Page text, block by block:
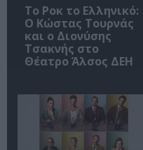
Το Ροκ το Ελληνικό:
Ο Κώστας Τουρνάς
και ο Διονύσης
Τσακνής στο
Θέατρο Άλσος ΔΕΗ